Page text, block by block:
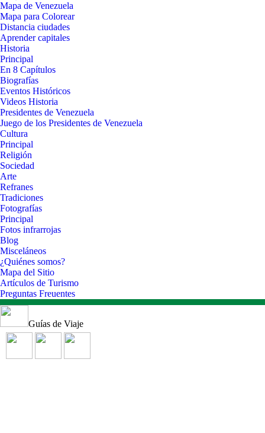
Mapa de Venezuela
Mapa para Colorear
Distancia ciudades
Aprender capitales
Historia
Principal
En 8 Capítulos
Biografías
Eventos Históricos
Videos Historia
Presidentes de Venezuela
Juego de los Presidentes de Venezuela
Cultura
Principal
Religión
Sociedad
Arte
Refranes
Tradiciones
Fotografías
Principal
Fotos infrarrojas
Blog
Misceláneos
¿Quiénes somos?
Mapa del Sitio
Artículos de Turismo
Preguntas Freuentes
Guías de Viaje